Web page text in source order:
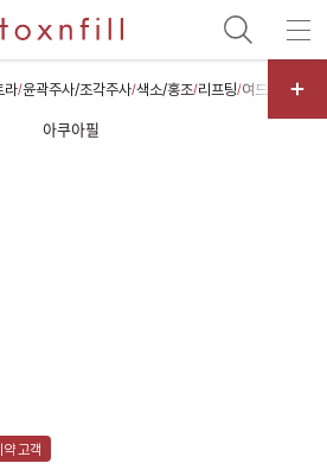
라/윤곽주사/조각주사/색소/홍조/리프팅/여드름/모공
고객
카카